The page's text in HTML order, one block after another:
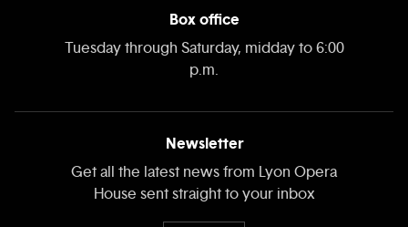
Box office
Tuesday through Saturday, midday to 6:00
p.m.
Newsletter
Get all the latest news from Lyon Opera
House sent straight to your inbox